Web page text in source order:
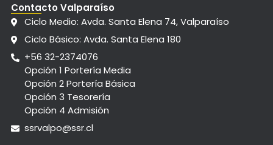
Contacto Valparaíso
Ciclo Medio: Avda. Santa Elena 74, Valparaíso
Ciclo Básico: Avda. Santa Elena 180
+56 32-2374076
Opción 1 Portería Media
Opción 2 Portería Básica
Opción 3 Tesorería
Opción 4 Admisión
ssrvalpo@ssr.cl